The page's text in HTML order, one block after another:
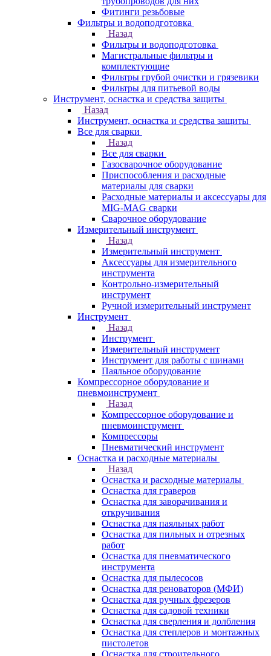
Фитинги резьбовые
Фильтры и водоподготовка
Назад
Фильтры и водоподготовка
Магистральные фильтры и
комплектующие
Фильтры грубой очистки и грязевики
Фильтры для питьевой воды
Инструмент, оснастка и средства защиты
Назад
Инструмент, оснастка и средства защиты
Все для сварки
Назад
Все для сварки
Газосварочное оборудование
Приспособления и расходные
материалы для сварки
Расходные материалы и аксессуары для
MIG-MAG сварки
Сварочное оборудование
Измерительный инструмент
Назад
Измерительный инструмент
Аксессуары для измерительного
инструмента
Контрольно-измерительный
инструмент
Ручной измерительный инструмент
Инструмент
Назад
Инструмент
Измерительный инструмент
Инструмент для работы с шинами
Паяльное оборудование
Компрессорное оборудование и
пневмоинструмент
Назад
Компрессорное оборудование и
пневмоинструмент
Компрессоры
Пневматический инструмент
Оснастка и расходные материалы
Назад
Оснастка и расходные материалы
Оснастка для граверов
Оснастка для заворачивания и
откручивания
Оснастка для паяльных работ
Оснастка для пильных и отрезных
работ
Оснастка для пневматического
инструмента
Оснастка для пылесосов
Оснастка для реноваторов (МФИ)
Оснастка для ручных фрезеров
Оснастка для садовой техники
Оснастка для сверления и долбления
Оснастка для степлеров и монтажных
пистолетов
Оснастка для строительного